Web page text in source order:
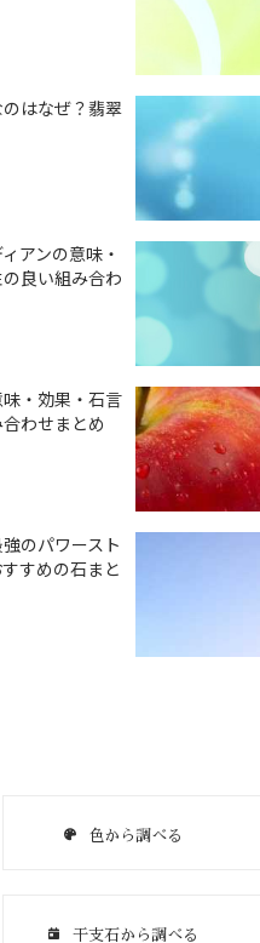
はなぜ？翡翠
アンの意味・
良い組み合わ
・効果・石言
わせまとめ
のパワースト
すめの石まと
色から調べる
干支石から調べる